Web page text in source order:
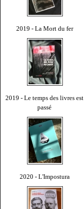
2019 - La Mort du fer
2019 - Le temps des livres est
passé
2020 - L'Impostura